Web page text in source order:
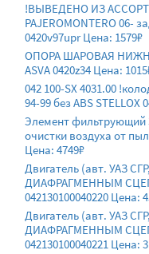
!ВЫВЕДЕНО ИЗ
PAJEROMONTERO 06-
0420v97upr Цена: 1579₽
ОПОРА ШАРОВАЯ
ASVA 0420z34 Цена:
042 100-SX 4031.00
94-99 без ABS STELLOX
Элемент фильтрующий
очистки воздуха от
Цена: 4749₽
Двигатель (авт. УАЗ
ДИАФРАГМЕННЫМ
042130100040220 Цена:
Двигатель (авт. УАЗ
ДИАФРАГМЕННЫМ
042130100040221 Цена: